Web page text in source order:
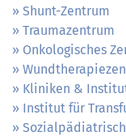
Shunt-Zentrum
Traumazentrum
Onkologisches
Kliniken &
Institut für